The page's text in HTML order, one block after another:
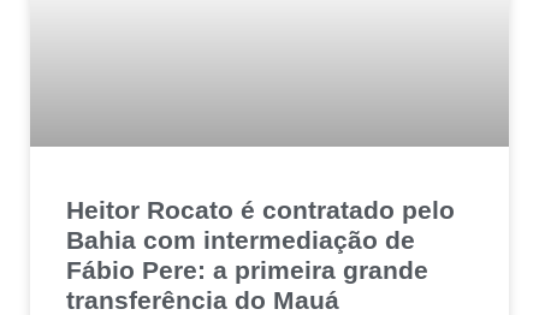
Heitor Rocato é contratado pelo
Bahia com intermediação de
Fábio Pere: a primeira grande
transferência do Mauá